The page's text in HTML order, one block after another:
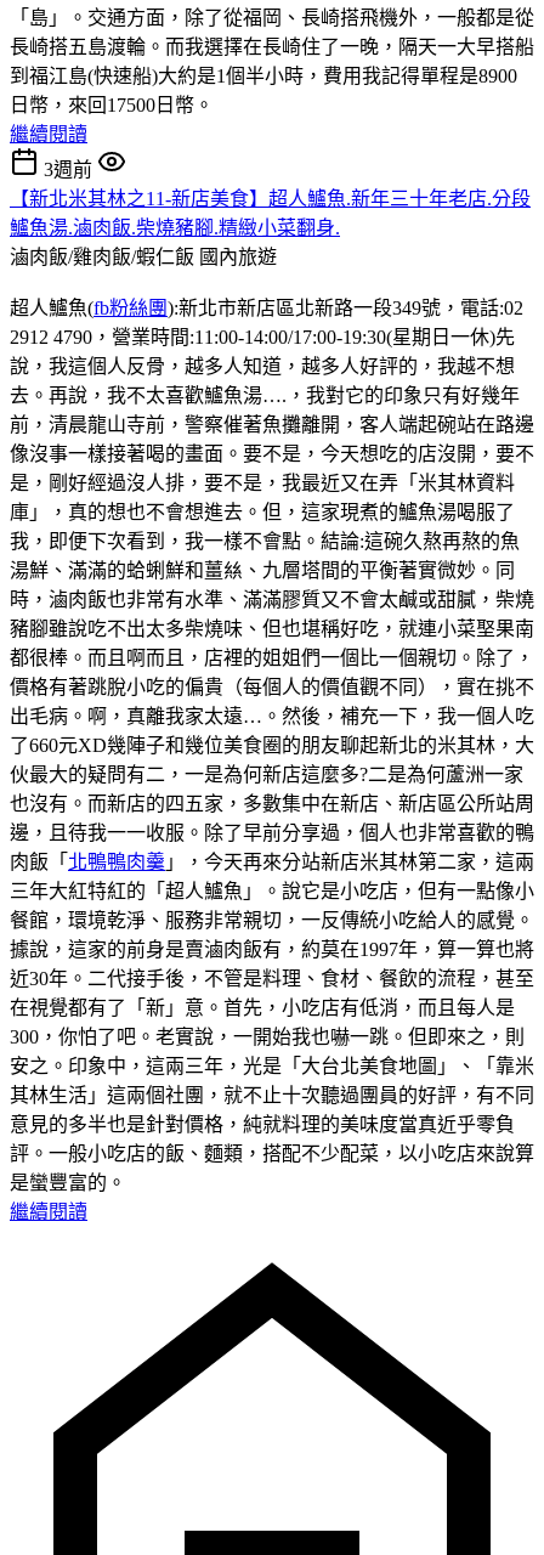
「島」。交通方面，除了從福岡、長崎搭飛機外，一般都是從
長崎搭五島渡輪。而我選擇在長崎住了一晚，隔天一大早搭船
到福江島(快速船)大約是1個半小時，費用我記得單程是8900
日幣，來回17500日幣。
繼續閱讀
3週前
【新北米其林之11-新店美食】超人鱸魚.新年三十年老店.分段
鱸魚湯.滷肉飯.柴燒豬腳.精緻小菜翻身.
滷肉飯/雞肉飯/蝦仁飯 國內旅遊
超人鱸魚(fb粉絲團):新北市新店區北新路一段349號，電話:02
2912 4790，營業時間:11:00-14:00/17:00-19:30(星期日一休)先
說，我這個人反骨，越多人知道，越多人好評的，我越不想
去。再說，我不太喜歡鱸魚湯….，我對它的印象只有好幾年
前，清晨龍山寺前，警察催著魚攤離開，客人端起碗站在路邊
像沒事一樣接著喝的畫面。要不是，今天想吃的店沒開，要不
是，剛好經過沒人排，要不是，我最近又在弄「米其林資料
庫」，真的想也不會想進去。但，這家現煮的鱸魚湯喝服了
我，即便下次看到，我一樣不會點。結論:這碗久熬再熬的魚
湯鮮、滿滿的蛤蜊鮮和薑𢇃、九層塔間的平衡著實微妙。同
時，滷肉飯也非常有水準、滿滿膠質又不會太鹹或甜膩，柴燒
豬腳雖說吃不出太多柴燒味、但也堪稱好吃，就連小菜埾果南
都很棒。而且啊而且，店裡的姐姐們一個比一個親切。除了，
價格有著跳脫小吃的偏貴（每個人的價值觀不同），實在挑不
出毛病。啊，真離我家太遠…。然後，補充一下，我一個人吃
了660元XD幾陣子和幾位美食圈的朋友聊起新北的米其林，大
伙最大的疑問有二，一是為何新店這麼多?二是為何蘆洲一家
也沒有。而新店的四五家，多數集中在新店、新店區公所站周
邊，且待我一一收服。除了早前分享過，個人也非常喜歡的鴨
肉飯「 北鴨鴨肉羹 」，今天再來分站新店米其林第二家，這兩
三年大紅特紅的「超人鱸魚」。說它是小吃店，但有一點像小
餐館，環境乾淨、服務非常親切，一反傳統小吃給人的感覺。
據說，這家的前身是賣滷肉飯有，約莫在1997年，算一算也將
近30年。二代接手後，不管是料理、食材、餐飲的流程，甚至
在視覺都有了「新」意。首先，小吃店有低消，而且每人是
300，你怕了吧。老實說，一開始我也嚇一跳。但即來之，則
安之。印象中，這兩三年，光是「大台北美食地圖」、「靠米
其林生活」這兩個社團，就不止十次聽過團員的好評，有不同
意見的多半也是針對價格，純就料理的美味度當真近乎零負
評。一般小吃店的飯、麵類，搭配不少配菜，以小吃店來說算
是蠻豐富的。
繼續閱讀